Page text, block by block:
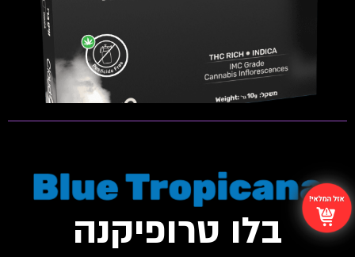
בלו טרופיקנה
פתיחות שקית ומלאי זמין